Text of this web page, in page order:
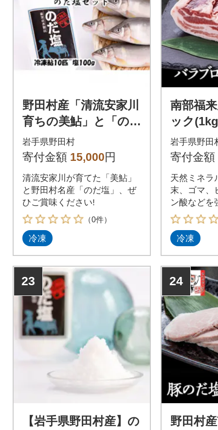
野田村産「清流安家川
育ちの美鮎」と「の
だ塩」セット
岩手県野田村
寄付金額 15,000円
清流安家川が育てた「美鮎」
と野田村名産「のだ塩」、ぜ
ひご賞味ください!
（0件）
冷凍
南部福
ック
岩手県野田
寄付金額
天然ミネラ
末、ゴマ、
ン酸などを
のエサで育
冷凍
23
【岩手県野田村産】の
24
野田村